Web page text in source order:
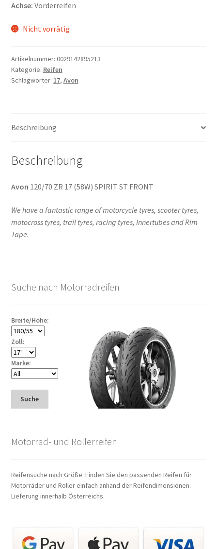
Achse: Vorderreifen
Nicht vorrätig
Artikelnummer: 0029142895213
Kategorie: Reifen
Schlagwörter: 17, Avon
Beschreibung
Beschreibung
Avon 120/70 ZR 17 (58W) SPIRIT ST FRONT
We have a fantastic range of motorcycle tyres, scooter tyres,
motocross tyres, trail tyres, racing tyres, Innertubes and Rim
Tape.
Suche nach Motorradreifen
Breite/Höhe:
Zoll:
Marke:
Suche
Motorrad- und Rollerreifen
Reifensuche nach Größe. Finden Sie den passenden Reifen für
Motorräder und Roller einfach anhand der Reifendimensionen.
Lieferung innerhalb Österreichs.